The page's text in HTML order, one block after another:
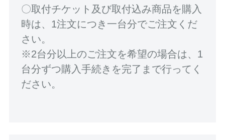
〇取付チケット及び取付込み商品を購入
時は、1注文につき一台分でご注文くだ
さい。
※2台分以上のご注文を希望の場合は、1
台分ずつ購入手続きを完了まで行ってく
ださい。